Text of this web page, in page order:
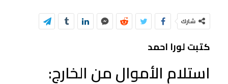
شارك
كتبت لورا احمد
استلام الأموال من الخارج: